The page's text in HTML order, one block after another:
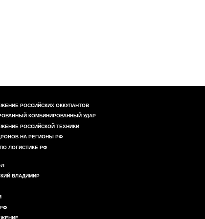
РОССИЙСКИХ ОККУПАНТОВ
КОМБИНИРОВАННЫЙ УДАР
РОССИЙСКОЙ ТЕХНИКИ
НА РЕГИОНЫ РФ
ЛОГИСТИКЕ РФ
ВЛАДИМИР